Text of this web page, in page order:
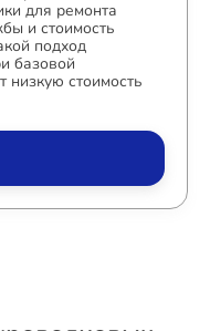
для ремонта
и стоимость
подход
базовой
низкую стоимость